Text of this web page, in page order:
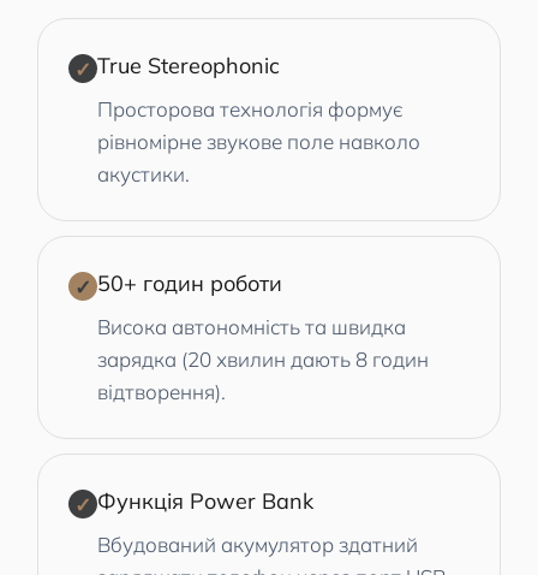
✓ True Stereophonic
Просторова технологія формує
рівномірне звукове поле навколо
акустики.
✓ 50+ годин роботи
Висока автономність та швидка
зарядка (20 хвилин дають 8 годин
відтворення).
✓ Функція Power Bank
Вбудований акумулятор здатний